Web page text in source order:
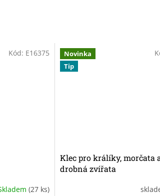
(27 ks)
Kód: E16375
Novinka
Tip
Klec pro králíky, morčata
drobná zvířata